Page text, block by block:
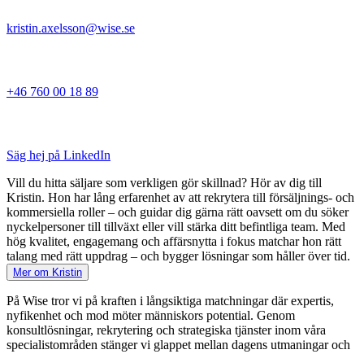
kristin.axelsson@wise.se
+46 760 00 18 89
Säg hej på LinkedIn
Vill du hitta säljare som verkligen gör skillnad? Hör av dig till
Kristin. Hon har lång erfarenhet av att rekrytera till försäljnings- och
kommersiella roller – och guidar dig gärna rätt oavsett om du söker
nyckelpersoner till tillväxt eller vill stärka ditt befintliga team. Med
hög kvalitet, engagemang och affärsnytta i fokus matchar hon rätt
talang med rätt uppdrag – och bygger lösningar som håller över tid.
Mer om Kristin
På Wise tror vi på kraften i långsiktiga matchningar där expertis,
nyfikenhet och mod möter människors potential. Genom
konsultlösningar, rekrytering och strategiska tjänster inom våra
specialistområden stänger vi glappet mellan dagens utmaningar och